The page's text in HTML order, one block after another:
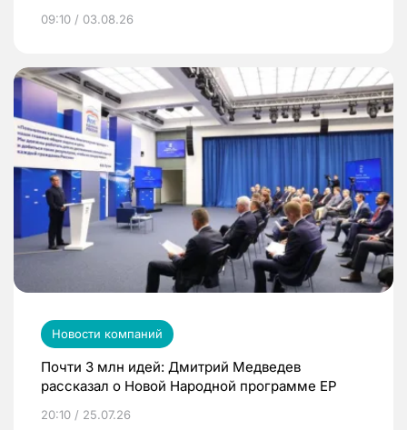
09:10 / 03.08.26
Новости компаний
Почти 3 млн идей: Дмитрий Медведев
рассказал о Новой Народной программе ЕР
20:10 / 25.07.26